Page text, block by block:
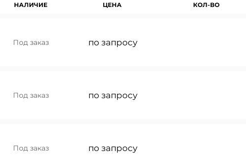
НАЛИЧИЕ ЦЕНА КОЛ-ВО
Под заказ по запросу
Под заказ по запросу
Под заказ по запросу
прайс-лист на почту или в ваш WhatsApp
форму, и наш менеджер свяжется с Вами в ближайшее